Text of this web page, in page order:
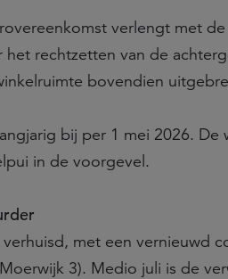
verlengt met
rechtzetten van de
bovendien
bij per 1 mei 2026. De
in de voorgevel.
met een vernieuwd
3). Medio juli is de